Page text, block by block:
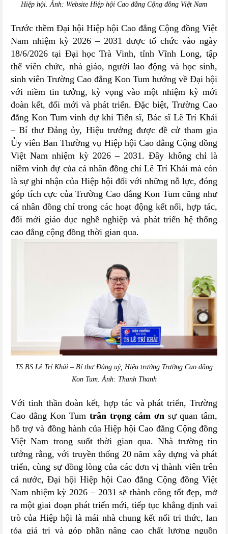
Hiệp hội. Ảnh: Website Hiệp hội Cao đẳng Cộng đồng Việt Nam
Trước thềm Đại hội Hiệp hội Cao đẳng Cộng đồng Việt
Nam nhiệm kỳ 2026 – 2031 được tổ chức vào ngày
18/6/2026 tại Đại học Trà Vinh, tỉnh Vĩnh Long, tập
thể viên chức, nhà giáo, người lao động và học sinh,
sinh viên Trường Cao đẳng Kon Tum hướng về Đại hội
với niềm tin tưởng, kỳ vọng vào một nhiệm kỳ mới
đoàn kết, đổi mới và phát triển. Đặc biệt, Trường Cao
đẳng Kon Tum vinh dự khi Tiến sĩ, Bác sĩ Lê Trí Khải
– Bí thư Đảng ủy, Hiệu trưởng được đề cử tham gia
Ủy viên Ban Thường vụ Hiệp hội Cao đẳng Cộng đồng
Việt Nam nhiệm kỳ 2026 – 2031. Đây không chỉ là
niềm vinh dự của cá nhân đồng chí Lê Trí Khải mà còn
là sự ghi nhận của Hiệp hội đối với những nỗ lực, đóng
góp tích cực của Trường Cao đẳng Kon Tum cũng như
cá nhân đồng chí trong các hoạt động kết nối, hợp tác,
đổi mới giáo dục nghề nghiệp và phát triển hệ thống
cao đẳng cộng đồng thời gian qua.
TS BS Lê Trí Khải – Bí thư Đảng uỷ, Hiệu trưởng Trường Cao đẳng
Kon Tum. Ảnh: Thanh Thanh
Với tinh thần đoàn kết, hợp tác và phát triển, Trường
Cao đẳng Kon Tum trân trọng cảm ơnsự quan tâm,
hỗ trợ và đồng hành của Hiệp hội Cao đẳng Cộng đồng
Việt Nam trong suốt thời gian qua. Nhà trường tin
tưởng rằng, với truyền thống 20 năm xây dựng và phát
triển, cùng sự đồng lòng của các đơn vị thành viên trên
cả nước, Đại hội Hiệp hội Cao đẳng Cộng đồng Việt
Nam nhiệm kỳ 2026 – 2031 sẽ thành công tốt đẹp, mở
ra một giai đoạn phát triển mới, tiếp tục khẳng định vai
trò của Hiệp hội là mái nhà chung kết nối tri thức, lan
tỏa giá trị và góp phần nâng cao chất lượng nguồn